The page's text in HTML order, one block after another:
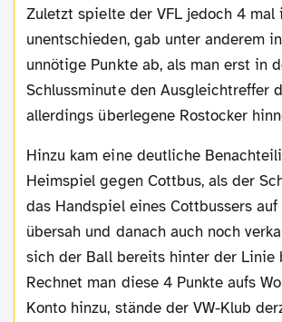
Zuletzt spielte der VFL jedoch 4 mal
unentschieden, gab unter anderem
unnötige Punkte ab, als man erst in
Schlussminute den Ausgleichtreffer
allerdings überlegene Rostocker
Hinzu kam eine deutliche Benachteiligung beim
Heimspiel gegen Cottbus, als der
das Handspiel eines Cottbussers
übersah und danach auch noch
sich der Ball bereits hinter der Linie
Rechnet man diese 4 Punkte aufs
Konto hinzu, stände der VW-Klub